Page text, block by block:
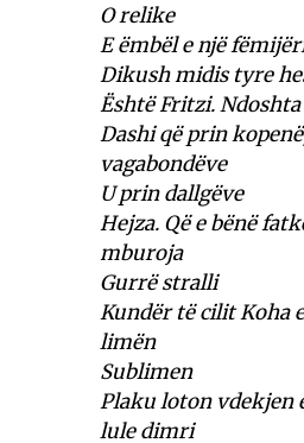
O relike
E ëmbël e një
Dikush midis tyre
Është Fritzi. Ndoshta
Dashi që prin
vagabondëve
U prin dallgëve
Hejza. Që e bënë
mburoja
Gurrë stralli
Kundër të cilit Koha
limën
Sublimen
Plaku loton vdekjen
lule dimri